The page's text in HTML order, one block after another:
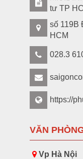
tư TP
số 119B
HCM
028.3
https://
VĂN
Vp Hà Nội